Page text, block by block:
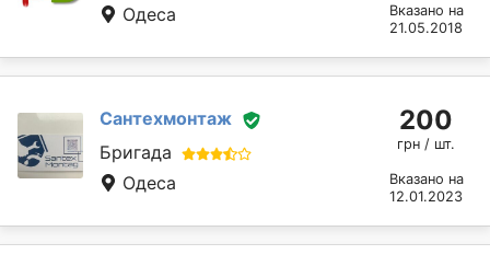
Одеса
Вказано на
21.05.2018
Сантехмонтаж
Бригада
Одеса
200
грн / шт.
Вказано на
12.01.2023